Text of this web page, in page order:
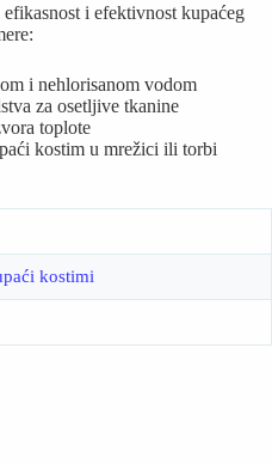
i efektivnost kupaćeg
i nehlorisanom vodom
za osetljive tkanine
toplote
kostim u mrežici ili torbi
kostimi